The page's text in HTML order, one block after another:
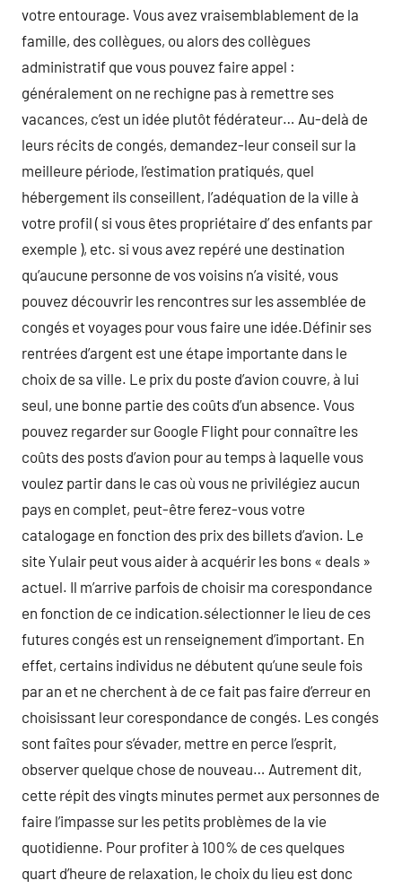
votre entourage. Vous avez vraisemblablement de la
famille, des collègues, ou alors des collègues
administratif que vous pouvez faire appel :
généralement on ne rechigne pas à remettre ses
vacances, c’est un idée plutôt fédérateur… Au-delà de
leurs récits de congés, demandez-leur conseil sur la
meilleure période, l’estimation pratiqués, quel
hébergement ils conseillent, l’adéquation de la ville à
votre profil ( si vous êtes propriétaire d’ des enfants par
exemple ), etc. si vous avez repéré une destination
qu’aucune personne de vos voisins n’a visité, vous
pouvez découvrir les rencontres sur les assemblée de
congés et voyages pour vous faire une idée.Définir ses
rentrées d’argent est une étape importante dans le
choix de sa ville. Le prix du poste d’avion couvre, à lui
seul, une bonne partie des coûts d’un absence. Vous
pouvez regarder sur Google Flight pour connaître les
coûts des posts d’avion pour au temps à laquelle vous
voulez partir dans le cas où vous ne privilégiez aucun
pays en complet, peut-être ferez-vous votre
catalogage en fonction des prix des billets d’avion. Le
site Yulair peut vous aider à acquérir les bons « deals »
actuel. Il m’arrive parfois de choisir ma corespondance
en fonction de ce indication.sélectionner le lieu de ces
futures congés est un renseignement d’important. En
effet, certains individus ne débutent qu’une seule fois
par an et ne cherchent à de ce fait pas faire d’erreur en
choisissant leur corespondance de congés. Les congés
sont faîtes pour s’évader, mettre en perce l’esprit,
observer quelque chose de nouveau… Autrement dit,
cette répit des vingts minutes permet aux personnes de
faire l’impasse sur les petits problèmes de la vie
quotidienne. Pour profiter à 100% de ces quelques
quart d’heure de relaxation, le choix du lieu est donc